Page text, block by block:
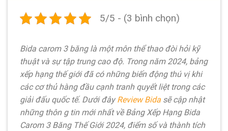
5/5 - (3 bình chọn)
Bida carom 3 băng là một môn thể thao đòi hỏi kỹ
thuật và sự tập trung cao độ. Trong năm 2024, bảng
xếp hạng thế giới đã có những biến động thú vị khi
các cơ thủ hàng đầu cạnh tranh quyết liệt trong các
giải đấu quốc tế. Dưới đây Review Bida sẽ cập nhật
những thôn g tin mới nhất về Bảng Xếp Hạng Bida
Carom 3 Băng Thế Giới 2024, điểm số và thành tích